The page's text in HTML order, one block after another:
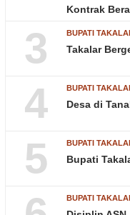
Kontrak
3 BUPATI
Takalar
4 BUPATI
Desa di
5 BUPATI
Bupati
BUPATI